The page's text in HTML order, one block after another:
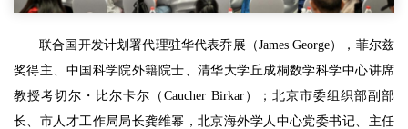
联合国开发计划署代理驻华代表乔展（James George），菲尔兹
奖得主、中国科学院外籍院士、清华大学丘成桐数学科学中心讲席
教授考切尔・比尔卡尔（Caucher Birkar）；北京市委组织部副部
长、市人才工作局局长龚维幂，北京海外学人中心党委书记、主任